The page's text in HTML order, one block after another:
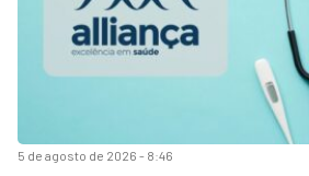
5 de agosto de 2026 - 8:46